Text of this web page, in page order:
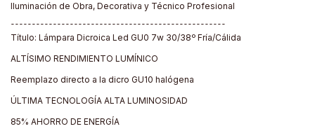
Iluminación de Obra, Decorativa y Técnico Profesional
¯¯¯¯¯¯¯¯¯¯¯¯¯¯¯¯¯¯¯¯¯¯¯¯¯¯¯¯¯¯¯¯¯¯¯¯¯¯¯¯¯¯¯¯¯¯¯¯¯¯¯
Título: Lámpara Dicroica Led GU0 7w 30/38º Fría/Cálida
ALTÍSIMO RENDIMIENTO LUMÍNICO
Reemplazo directo a la dicro GU10 halógena
ÚLTIMA TECNOLOGÍA ALTA LUMINOSIDAD
85% AHORRO DE ENERGÍA